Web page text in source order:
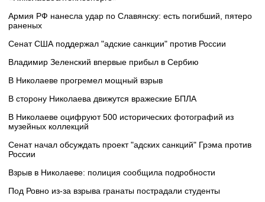
Армия РФ нанесла удар по Славянску: есть погибший, пятеро
раненых
Сенат США поддержал "адские санкции" против России
Владимир Зеленский впервые прибыл в Сербию
В Николаеве прогремел мощный взрыв
В сторону Николаева движутся вражеские БПЛА
В Николаеве оцифруют 500 исторических фотографий из
музейных коллекций
Сенат начал обсуждать проект "адских санкций" Грэма против
России
Взрыв в Николаеве: полиция сообщила подробности
Под Ровно из-за взрыва гранаты пострадали студенты